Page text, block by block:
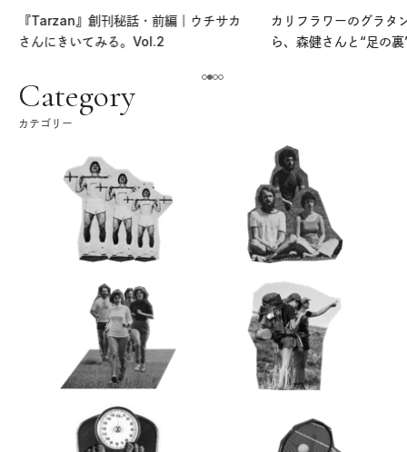
『Tarzan』創刊秘話・前編｜ウチサカ
さんにきいてみる。Vol.2
カリフラワーのグラタ
ら、森健さんと“足の
Category
カテゴリー